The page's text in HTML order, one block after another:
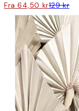
Fra 64,50 kr129 kr